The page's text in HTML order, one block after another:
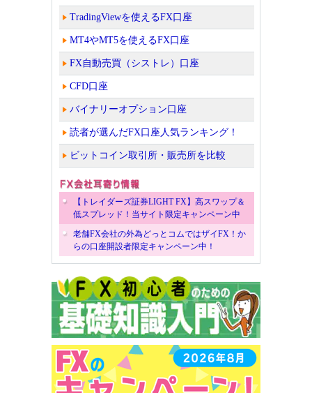
TradingViewを使えるFX口座
MT4やMT5を使えるFX口座
FX自動売買（シストレ）口座
CFD口座
バイナリーオプション口座
読者が選んだFX口座人気ランキング！
ビットコイン取引所・販売所を比較
【トレイダーズ証券LIGHT FX】高スワップ＆
低スプレッド！当サイト限定キャンペーン中
老舗FX会社の外為どっとコムではザイFX！か
らの口座開設者限定キャンペーン中！